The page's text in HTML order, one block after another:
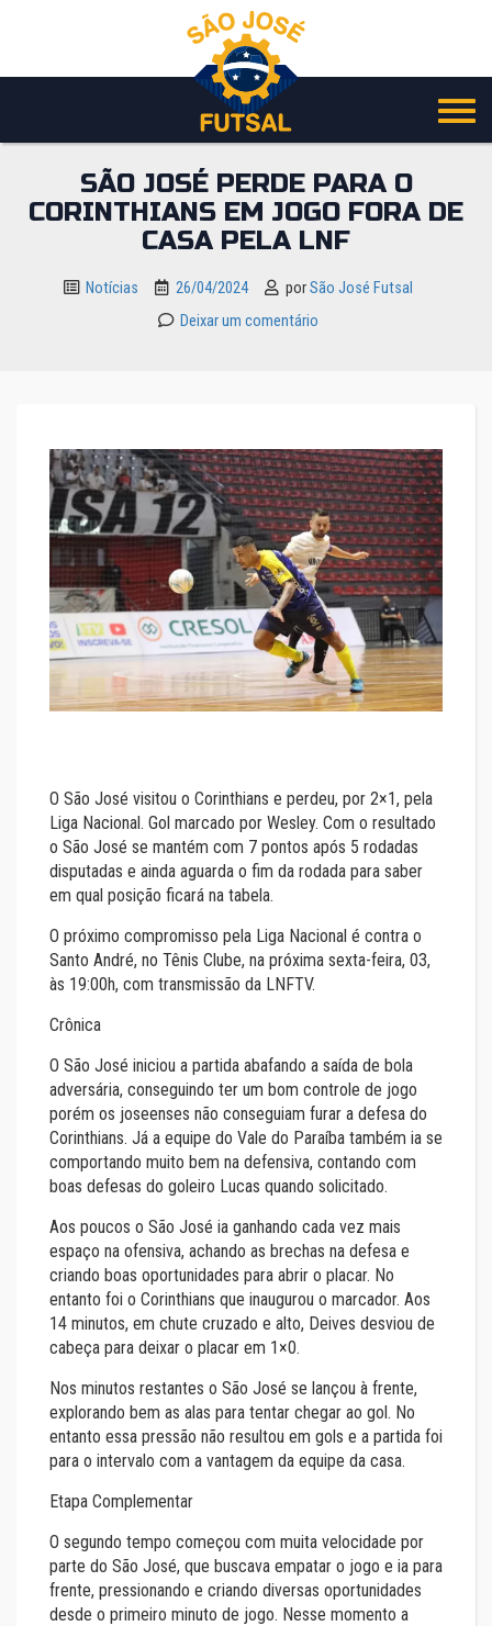
o
SÃO JOSÉ PERDE PARA O
CORINTHIANS EM JOGO FORA DE
CASA PELA LNF
Notícias 26/04/2024 porSão José Futsal
Deixar um comentário
O São José visitou o Corinthians e perdeu, por 2×1, pela
Liga Nacional. Gol marcado por Wesley. Com o resultado
o São José se mantém com 7 pontos após 5 rodadas
disputadas e ainda aguarda o fim da rodada para saber
em qual posição ficará na tabela.
O próximo compromisso pela Liga Nacional é contra o
Santo André, no Tênis Clube, na próxima sexta-feira, 03,
às 19:00h, com transmissão da LNFTV.
Crônica
O São José iniciou a partida abafando a saída de bola
adversária, conseguindo ter um bom controle de jogo
porém os joseenses não conseguiam furar a defesa do
Corinthians. Já a equipe do Vale do Paraíba também ia se
comportando muito bem na defensiva, contando com
boas defesas do goleiro Lucas quando solicitado.
Aos poucos o São José ia ganhando cada vez mais
espaço na ofensiva, achando as brechas na defesa e
criando boas oportunidades para abrir o placar. No
entanto foi o Corinthians que inaugurou o marcador. Aos
14 minutos, em chute cruzado e alto, Deives desviou de
cabeça para deixar o placar em 1×0.
Nos minutos restantes o São José se lançou à frente,
explorando bem as alas para tentar chegar ao gol. No
entanto essa pressão não resultou em gols e a partida foi
para o intervalo com a vantagem da equipe da casa.
Etapa Complementar
O segundo tempo começou com muita velocidade por
parte do São José, que buscava empatar o jogo e ia para
frente, pressionando e criando diversas oportunidades
desde o primeiro minuto de jogo. Nesse momento a